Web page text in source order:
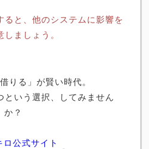
と、他のシステムに影響を
ましょう。
りる」が賢い時代。
という選択、してみません
か？
公式サイト